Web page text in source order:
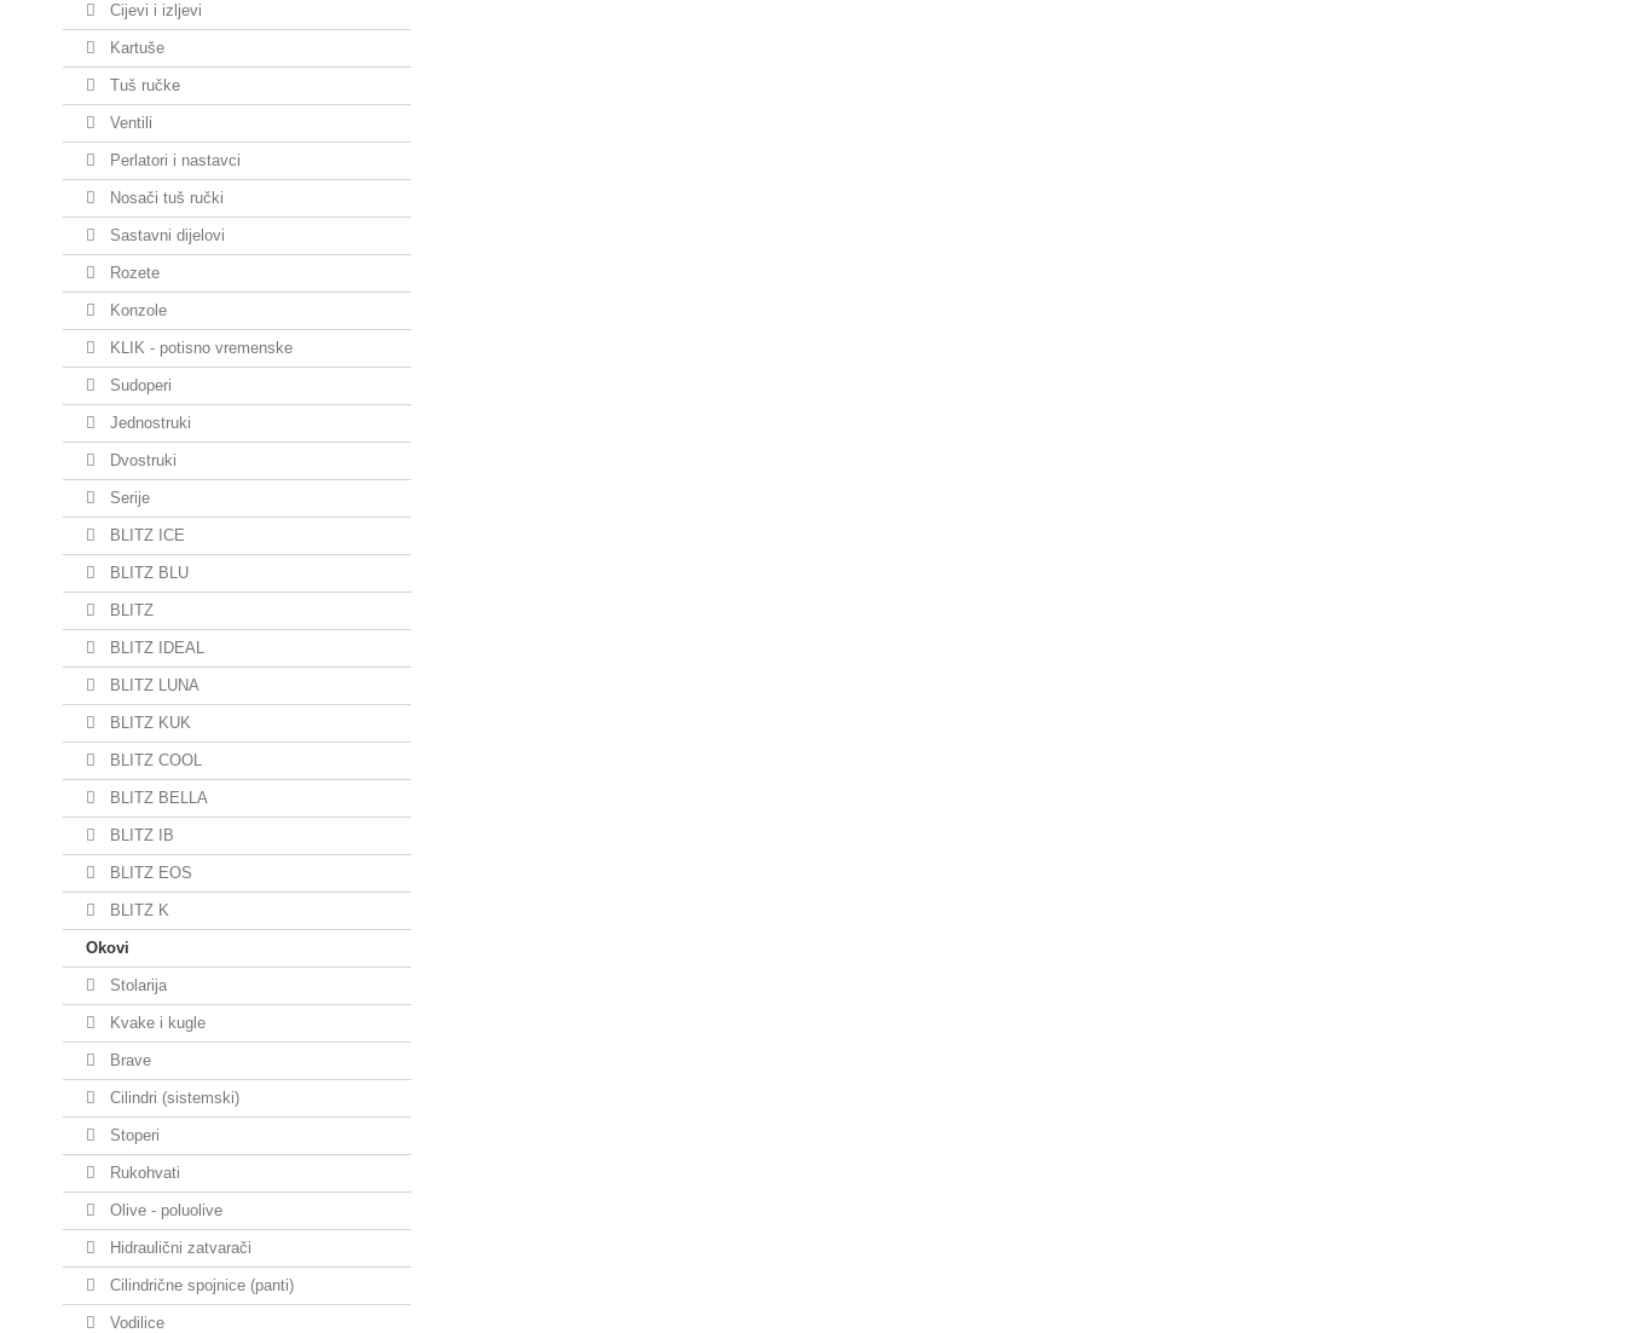
Cijevi i izljevi
Kartuše
Tuš ručke
Ventili
Perlatori i nastavci
Nosači tuš ručki
Sastavni dijelovi
Rozete
Konzole
KLIK - potisno vremenske
Sudoperi
Jednostruki
Dvostruki
Serije
BLITZ ICE
BLITZ BLU
BLITZ
BLITZ IDEAL
BLITZ LUNA
BLITZ KUK
BLITZ COOL
BLITZ BELLA
BLITZ IB
BLITZ EOS
BLITZ K
Okovi
Stolarija
Kvake i kugle
Brave
Cilindri (sistemski)
Stoperi
Rukohvati
Olive - poluolive
Hidraulični zatvarači
Cilindrične spojnice (panti)
Vodilice